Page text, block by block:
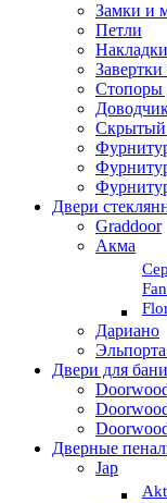
Замки и
Петли
Стопоры
Скрытый
Двери
Graddoor
Акма
Дариано
Двери для
Дверные
Jap